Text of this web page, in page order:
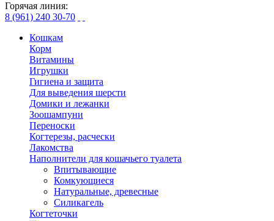
Горячая линия:
8 (961) 240 30-70
Кошкам
Корм
Витамины
Игрушки
Гигиена и защита
Для выведения шерсти
Домики и лежанки
Зоошампуни
Переноски
Когтерезы, расчески
Лакомства
Наполнители для кошачьего туалета
Впитывающие
Комкующиеся
Натуральные, древесные
Силикагель
Когтеточки